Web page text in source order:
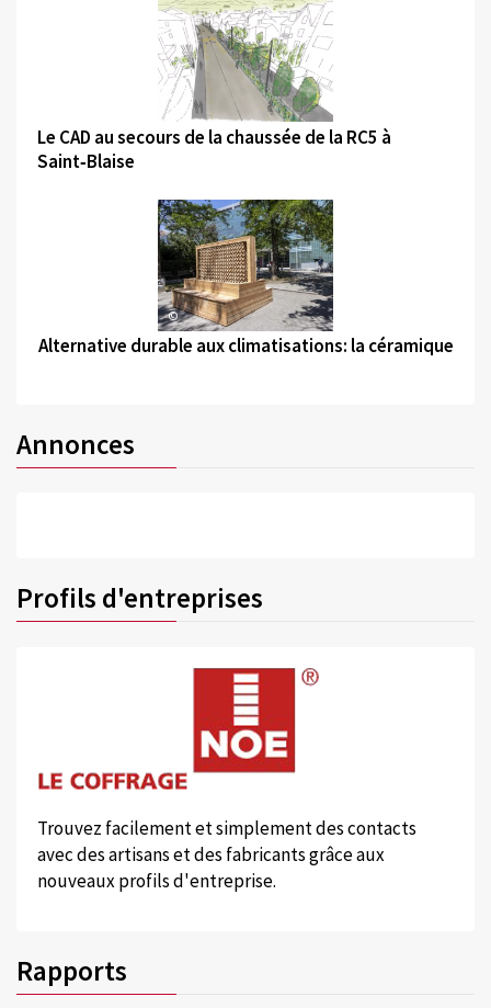
©
Le CAD au secours de la chaussée de la RC5 à
Saint‑Blaise
©
Alternative durable aux climatisations: la céramique
Annonces
Profils d'entreprises
Trouvez facilement et simplement des contacts
avec des artisans et des fabricants grâce aux
nouveaux profils d'entreprise.
Rapports